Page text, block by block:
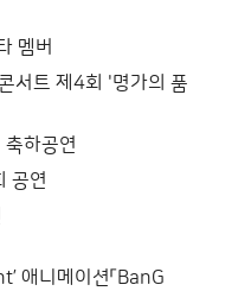
멤버
서트 제4회 '명가의 품
하공연
공연
애니메이션「BanG